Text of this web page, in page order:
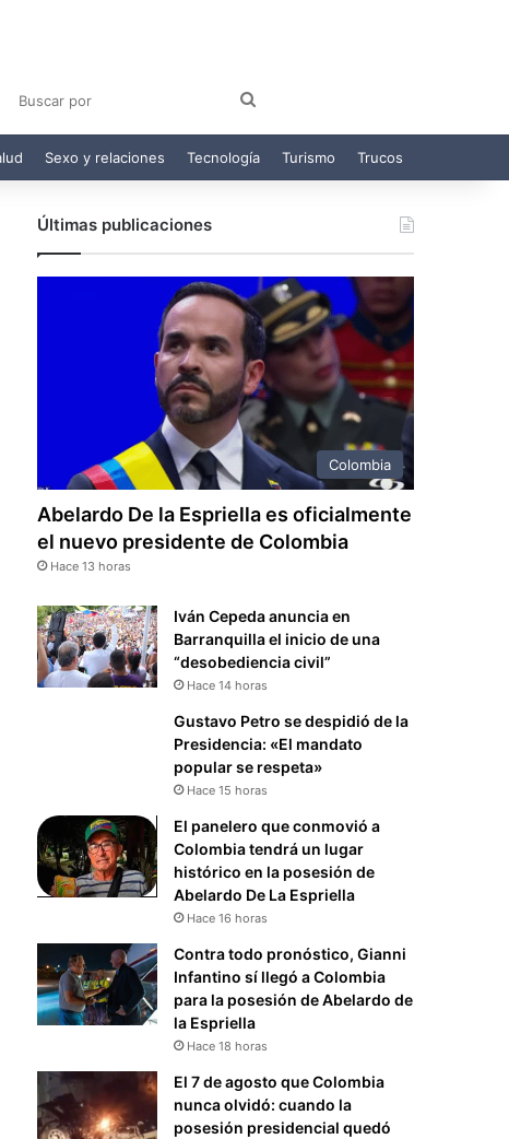
por
Sexo y relaciones Tecnología Turismo Trucos
Últimas publicaciones
Colombia
Abelardo De la Espriella es oficialmente
el nuevo presidente de Colombia
Hace 13 horas
Iván Cepeda anuncia en
Barranquilla el inicio de una
“desobediencia civil”
Hace 14 horas
Gustavo Petro se despidió de la
Presidencia: «El mandato
popular se respeta»
Hace 15 horas
El panelero que conmovió a
Colombia tendrá un lugar
histórico en la posesión de
Abelardo De La Espriella
Hace 16 horas
Contra todo pronóstico, Gianni
Infantino sí llegó a Colombia
para la posesión de Abelardo de
la Espriella
Hace 18 horas
El 7 de agosto que Colombia
nunca olvidó: cuando la
posesión presidencial quedó